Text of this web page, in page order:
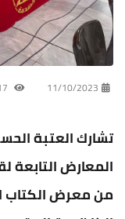
11/10/2023
تشارك العتبة
المعارض التابعة
من معرض الكتاب